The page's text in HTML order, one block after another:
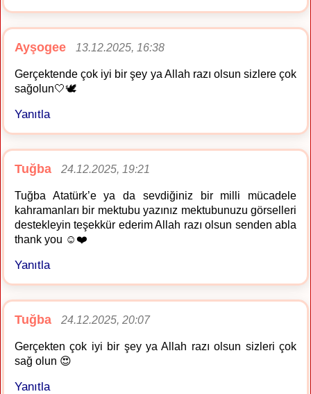
Ayşogee 13.12.2025, 16:38
Gerçektende çok iyi bir şey ya Allah razı olsun sizlere çok
sağolun🤍🕊️
Yanıtla
Tuğba 24.12.2025, 19:21
Tuğba Atatürk’e ya da sevdiğiniz bir milli mücadele
kahramanları bir mektubu yazınız mektubunuzu görselleri
destekleyin teşekkür ederim Allah razı olsun senden abla
thank you ☺️❤️
Yanıtla
Tuğba 24.12.2025, 20:07
Gerçekten çok iyi bir şey ya Allah razı olsun sizleri çok
sağ olun 😍
Yanıtla